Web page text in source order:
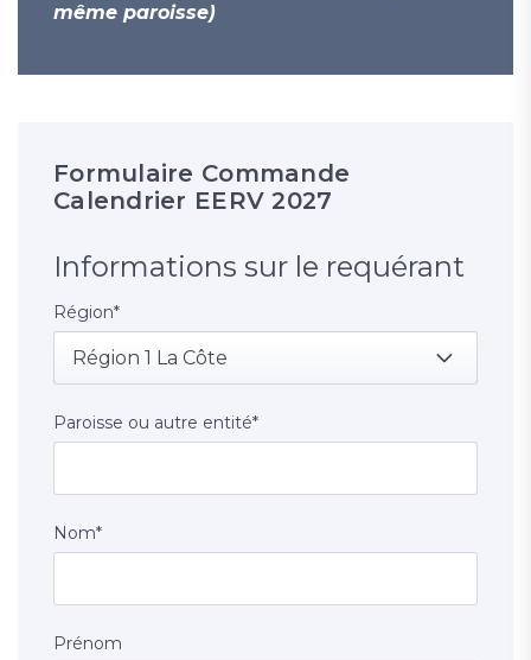
même paroisse)
Formulaire Commande
Calendrier EERV 2027
Informations sur le requérant
Région*
Région 1 La Côte
Paroisse ou autre entité*
Nom*
Prénom